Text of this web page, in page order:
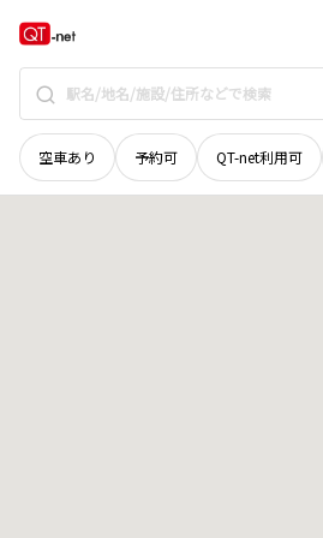
空車あり 予約可 QT-net利用可
島根県